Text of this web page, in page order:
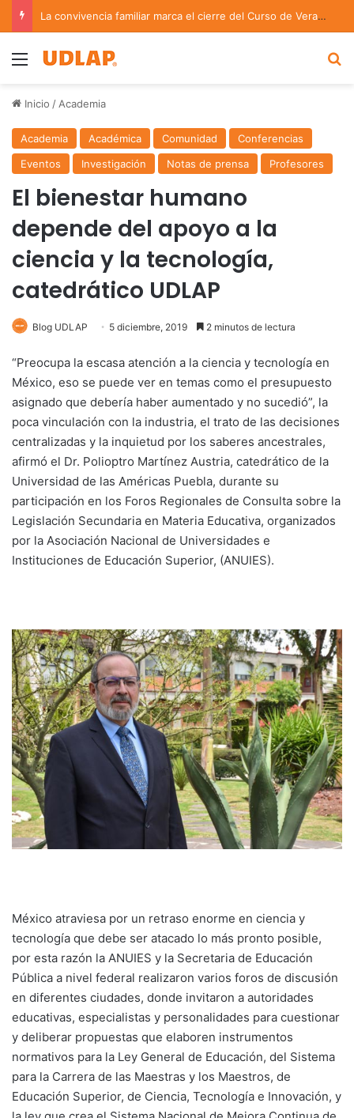
La convivencia familiar marca el cierre del Curso de Verano de Escuelas Aztecas
Menu
Inicio / Academia
Academia Académica Comunidad
Conferencias
Eventos
Investigación Notas de prensa Profesores
El bienestar humano
depende del apoyo a la
ciencia y la tecnología,
catedrático UDLAP
Blog UDLAP 5 diciembre, 2019 2 minutos de lectura
“Preocupa la escasa atención a la ciencia y tecnología en
México, eso se puede ver en temas como el presupuesto
asignado que debería haber aumentado y no sucedió”, la
poca vinculación con la industria, el trato de las decisiones
centralizadas y la inquietud por los saberes ancestrales,
afirmó el Dr. Polioptro Martínez Austria, catedrático de la
Universidad de las Américas Puebla, durante su
participación en los Foros Regionales de Consulta sobre la
Legislación Secundaria en Materia Educativa, organizados
por la Asociación Nacional de Universidades e
Instituciones de Educación Superior, (ANUIES).
México atraviesa por un retraso enorme en ciencia y
tecnología que debe ser atacado lo más pronto posible,
por esta razón la ANUIES y la Secretaria de Educación
Pública a nivel federal realizaron varios foros de discusión
en diferentes ciudades, donde invitaron a autoridades
educativas, especialistas y personalidades para cuestionar
y deliberar propuestas que elaboren instrumentos
normativos para la Ley General de Educación, del Sistema
para la Carrera de las Maestras y los Maestros, de
Educación Superior, de Ciencia, Tecnología e Innovación, y